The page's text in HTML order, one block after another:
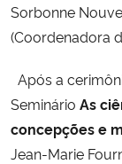
Sorbonne
(Coordenadora
Após a
Seminário As
concepções e
Jean-Marie